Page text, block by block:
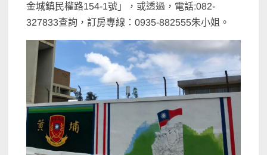
金城鎮民權路154-1號」，或透過，電話:082-
327833查詢，訂房專線：0935-882555朱小姐。